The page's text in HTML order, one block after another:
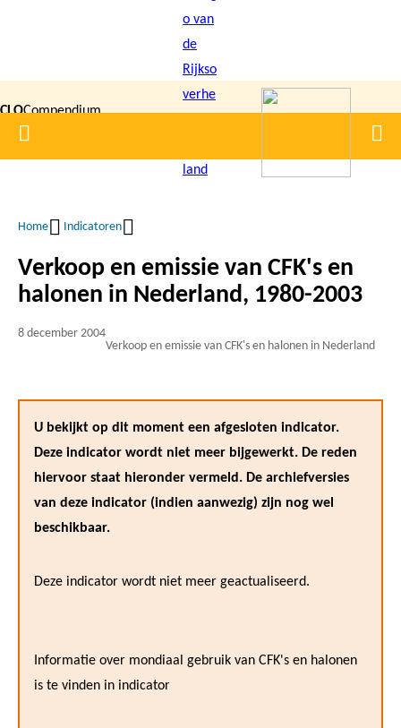
inhoud
gaan
CLOCompendium
voor de
Home
Kruimelpad
Home Indicatoren
Verkoop en emissie van CFK's en
halonen in Nederland, 1980-2003
8 december 2004
Verkoop en emissie van CFK's en halonen in Nederland
U bekijkt op dit moment een afgesloten indicator.
Deze indicator wordt niet meer bijgewerkt. De reden
hiervoor staat hieronder vermeld. De archiefversies
van deze indicator (indien aanwezig) zijn nog wel
beschikbaar.
Deze indicator wordt niet meer geactualiseerd.
Informatie over mondiaal gebruik van CFK's en halonen
is te vinden in indicator